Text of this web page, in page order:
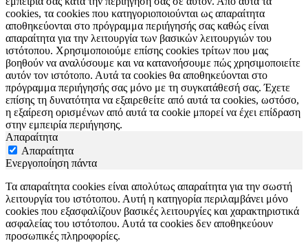
cookies, τα cookies που κατηγοριοποιούνται ως απαραίτητα
αποθηκεύονται στο πρόγραμμα περιήγησής σας καθώς είναι
απαραίτητα για την λειτουργία των βασικών λειτουργιών του
ιστότοπου. Χρησιμοποιούμε επίσης cookies τρίτων που μας
βοηθούν να αναλύσουμε και να κατανοήσουμε πώς χρησιμοποιείτε
αυτόν τον ιστότοπο. Αυτά τα cookies θα αποθηκεύονται στο
πρόγραμμα περιήγησής σας μόνο με τη συγκατάθεσή σας. Έχετε
επίσης τη δυνατότητα να εξαιρεθείτε από αυτά τα cookies, ωστόσο,
η εξαίρεση ορισμένων από αυτά τα cookie μπορεί να έχει επίδραση
στην εμπειρία περιήγησης.
Απαραίτητα
Απαραίτητα
Ενεργοποίηση πάντα
Τα απαραίτητα cookies είναι απολύτως απαραίτητα για την σωστή
λειτουργία του ιστότοπου. Αυτή η κατηγορία περιλαμβάνει μόνο
cookies που εξασφαλίζουν βασικές λειτουργίες και χαρακτηριστικά
ασφαλείας του ιστότοπου. Αυτά τα cookies δεν αποθηκεύουν
προσωπικές πληροφορίες.